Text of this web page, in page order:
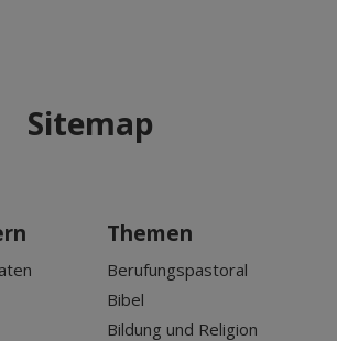
Sitemap
Themen
Berufungspastoral
Bibel
Bildung und Religion